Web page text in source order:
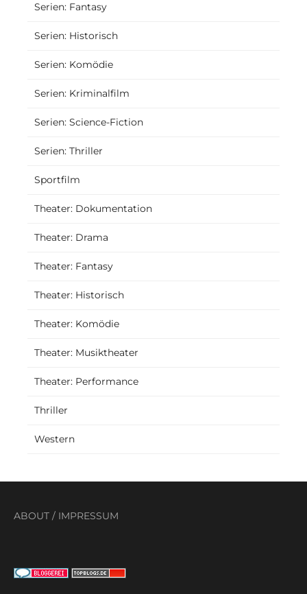
Serien: Fantasy
Serien: Historisch
Serien: Komödie
Serien: Kriminalfilm
Serien: Science-Fiction
Serien: Thriller
Sportfilm
Theater: Dokumentation
Theater: Drama
Theater: Fantasy
Theater: Historisch
Theater: Komödie
Theater: Musiktheater
Theater: Performance
Thriller
Western
ABOUT / IMPRESSUM